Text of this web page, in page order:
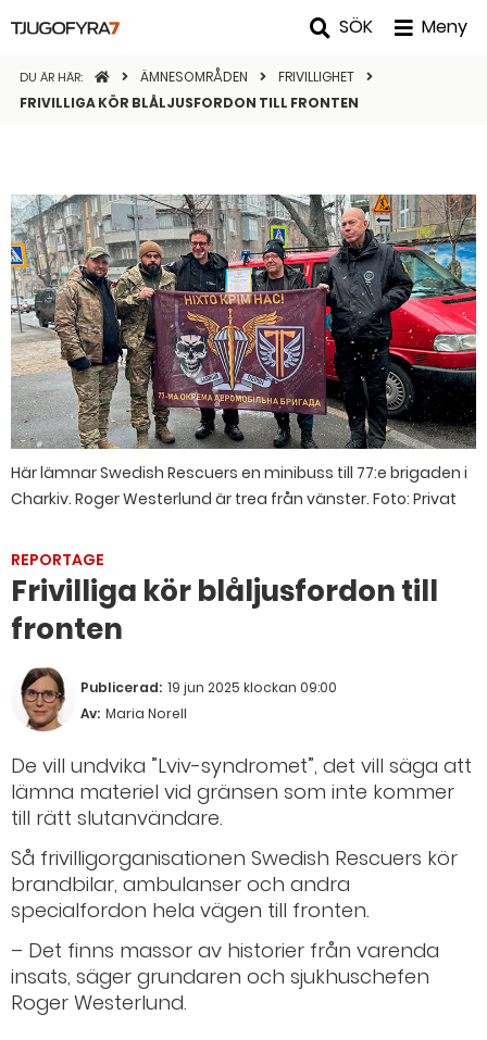
SÖK Meny
DU ÄR HÄR: STARTSIDANÄMNESOMRÅDEN
FRIVILLIGHET
FRIVILLIGA KÖR BLÅLJUSFORDON TILL FRONTEN
Här lämnar Swedish Rescuers en minibuss till 77:e brigaden i
Charkiv. Roger Westerlund är trea från vänster. Foto: Privat
REPORTAGE
Frivilliga kör blåljusfordon till
fronten
Publicerad: 19 jun 2025 klockan 09:00
Av: Maria Norell
De vill undvika ”Lviv-syndromet”, det vill säga att
lämna materiel vid gränsen som inte kommer
till rätt slutanvändare.
Så frivilligorganisationen Swedish Rescuers kör
brandbilar, ambulanser och andra
specialfordon hela vägen till fronten.
– Det finns massor av historier från varenda
insats, säger grundaren och sjukhuschefen
Roger Westerlund.